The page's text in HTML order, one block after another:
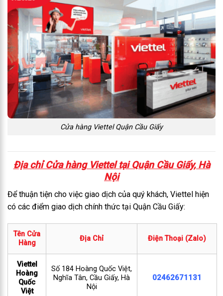
Cửa hàng Viettel Quận Cầu Giấy
Địa chỉ Cửa hàng Viettel tại Quận Cầu Giấy, Hà
Nội
Để thuận tiện cho việc giao dịch của quý khách, Viettel hiện
có các điểm giao dịch chính thức tại Quận Cầu Giấy:
Tên Cửa
Hàng
Địa Chỉ Điện Thoại (Zalo)
Viettel
Hoàng
Quốc
Việt
Số 184 Hoàng Quốc Việt,
Nghĩa Tân, Cầu Giấy, Hà
Nội
02462671131